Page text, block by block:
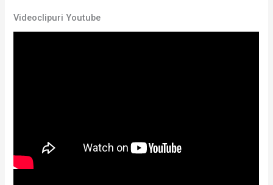
Videoclipuri Youtube